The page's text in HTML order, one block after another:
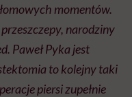
momentów.
narodziny
Paweł Pyka jest
to kolejny taki
piersi zupełnie